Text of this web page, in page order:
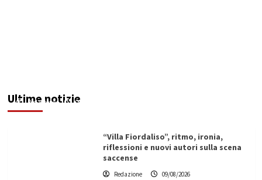
Ultime notizie
Redazione 09/08/2026
“Villa Fiordaliso”, ritmo, ironia,
riflessioni e nuovi autori sulla scena
saccense
Redazione 09/08/2026